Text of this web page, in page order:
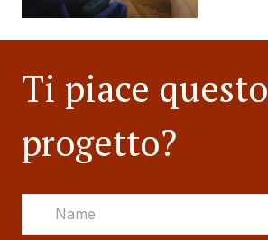
Ti piace questo
progetto?